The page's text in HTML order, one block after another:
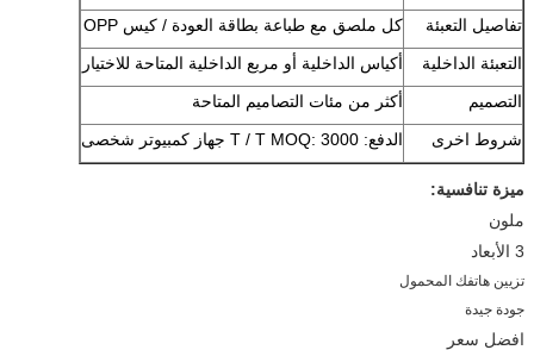
تفاصيل التعبئة
كل ملصق مع طباعة بطاقة العودة / كيس OPP
التعبئة الداخلية
أكياس الداخلية أو مربع الداخلية المتاحة للاختيار
التصميم
أكثر من مئات التصاميم المتاحة
شروط اخرى
الدفع: T / T MOQ: 3000 جهاز كمبيوتر شخصى
ميزة تنافسية:
ملون
3 الأبعاد
تزيين هاتفك المحمول
جودة جيدة
افضل سعر